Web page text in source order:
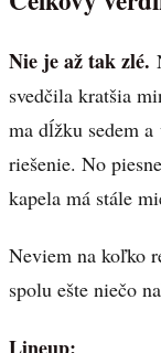
Nie je až tak zlé.
svedčila kratšia
ma dĺžku sedem
riešenie. No
kapela má stále
Neviem na koľko
spolu ešte niečo
Lineup: